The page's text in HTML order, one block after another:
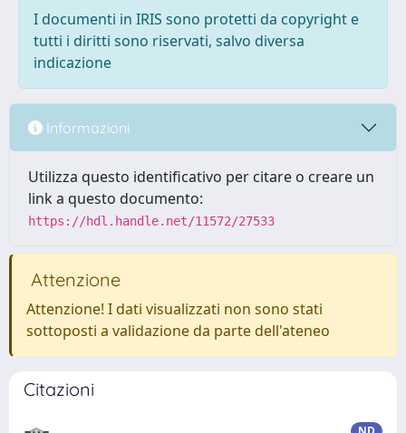
I documenti in IRIS sono protetti da copyright e
tutti i diritti sono riservati, salvo diversa
indicazione
Informazioni
Utilizza questo identificativo per citare o creare un
link a questo documento:
https://hdl.handle.net/11572/27533
Attenzione
Attenzione! I dati visualizzati non sono stati
sottoposti a validazione da parte dell'ateneo
Citazioni